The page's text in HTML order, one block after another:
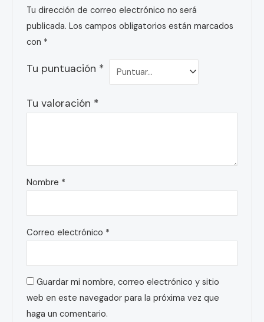
Tu dirección de correo electrónico no será
publicada. Los campos obligatorios están marcados
con *
Tu puntuación *
Tu valoración *
Nombre *
Correo electrónico *
Guardar mi nombre, correo electrónico y sitio
web en este navegador para la próxima vez que
haga un comentario.